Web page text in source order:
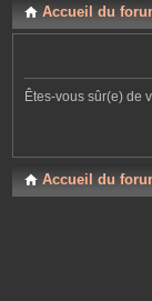
Accueil du
Êtes-vous sûr(e) de
Accueil du